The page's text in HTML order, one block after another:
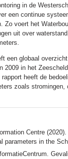
in de
een continue
Zo voert het
uit over
een globaal
2009 in het
heeft de
zoals
Centre
parameters in the